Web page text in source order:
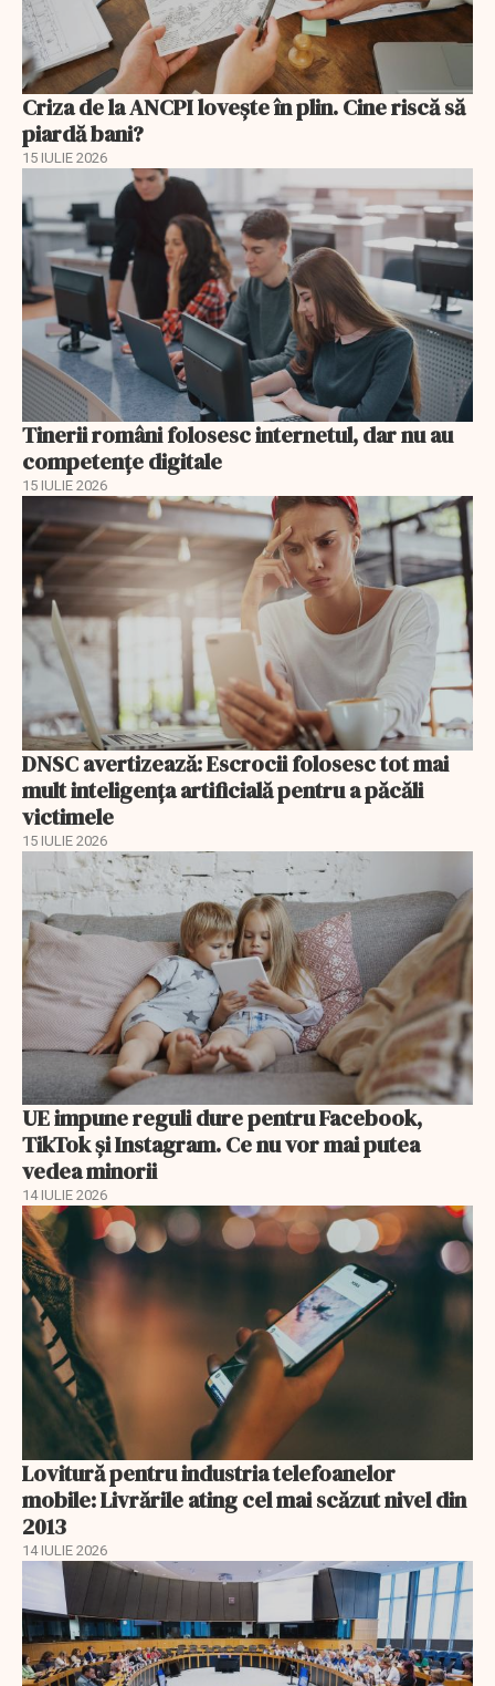
Criza de la ANCPI lovește în plin. Cine riscă să
piardă bani?
15 IULIE 2026
Tinerii români folosesc internetul, dar nu au
competențe digitale
15 IULIE 2026
DNSC avertizează: Escrocii folosesc tot mai
mult inteligența artificială pentru a păcăli
victimele
15 IULIE 2026
UE impune reguli dure pentru Facebook,
TikTok și Instagram. Ce nu vor mai putea
vedea minorii
14 IULIE 2026
Lovitură pentru industria telefoanelor
mobile: Livrările ating cel mai scăzut nivel din
2013
14 IULIE 2026